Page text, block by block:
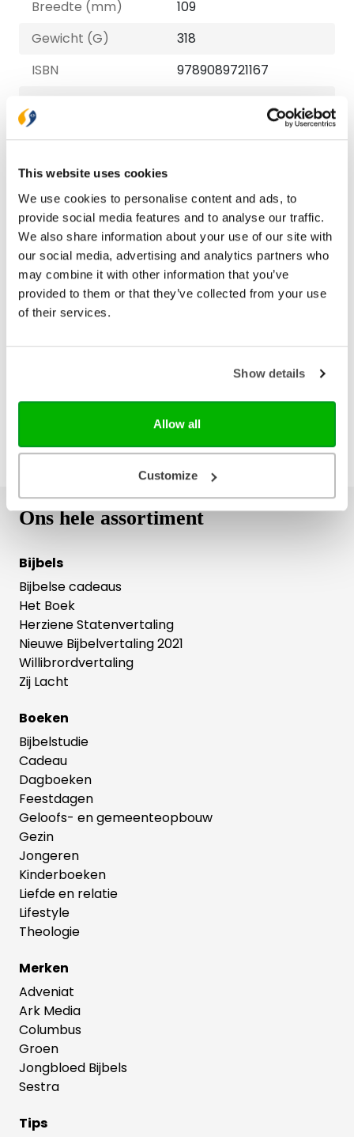
This website uses cookies
We use cookies to personalise content and ads, to
provide social media features and to analyse our traffic.
We also share information about your use of our site with
our social media, advertising and analytics partners who
may combine it with other information that you’ve
provided to them or that they’ve collected from your use
of their services.
Show details
Allow all
Customize
Breedte (mm)
109
Gewicht (G)
318
ISBN
9789089721167
NUR-code
Auteur
Hugo Kolstee
Taal
Nederlands
Aantal pagina's
288
Bezorging binnen 1–2 werkdagen
Ons hele assortiment
Bijbels
Bijbelse cadeaus
Het Boek
Herziene Statenvertaling
Nieuwe Bijbelvertaling 2021
Willibrordvertaling
Zij Lacht
Boeken
Bijbelstudie
Cadeau
Dagboeken
Feestdagen
Geloofs- en gemeenteopbouw
Gezin
Jongeren
Kinderboeken
Liefde en relatie
Lifestyle
Theologie
Merken
Adveniat
Ark Media
Columbus
Groen
Jongbloed Bijbels
Sestra
Tips